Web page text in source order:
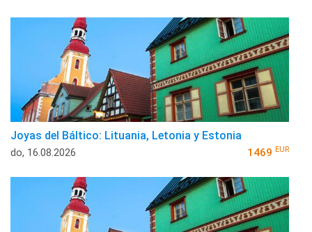
Joyas del Báltico: Lituania, Letonia y Estonia
do, 16.08.2026 1469 EUR